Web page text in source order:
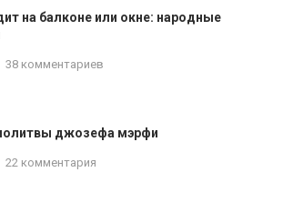
на балконе или окне: народные
38 комментариев
джозефа мэрфи
22 комментария